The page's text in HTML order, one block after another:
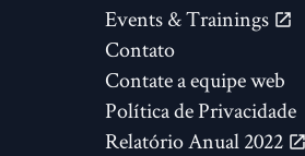
Events & Trainings
Contato
Contate a equipe web
Política de Privacidade
Relatório Anual 2022